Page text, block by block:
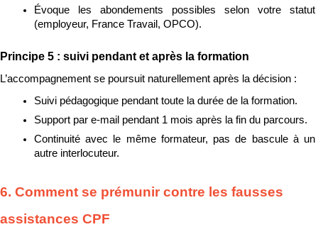
Évoque les abondements possibles selon votre statut
(employeur, France Travail, OPCO).
Principe 5 : suivi pendant et après la formation
L’accompagnement se poursuit naturellement après la décision :
Suivi pédagogique pendant toute la durée de la formation.
Support par e-mail pendant 1 mois après la fin du parcours.
Continuité avec le même formateur, pas de bascule à un
autre interlocuteur.
6. Comment se prémunir contre les fausses
assistances CPF